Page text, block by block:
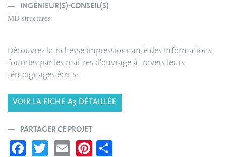
INGÉNIEUR(S)-CONSEIL(S)
MD structures
Découvrez la richesse impressionnante des informations
fournies par les maîtres d'ouvrage à travers leurs
témoignages écrits:
VOIR LA FICHE A3 DÉTAILLÉE
PARTAGER CE PROJET
Fa T E Pi